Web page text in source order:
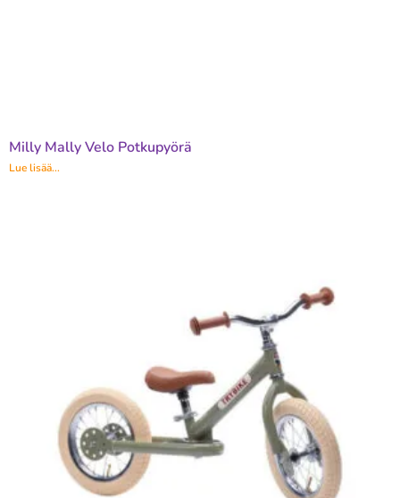
Milly Mally Velo Potkupyörä
Lue lisää...